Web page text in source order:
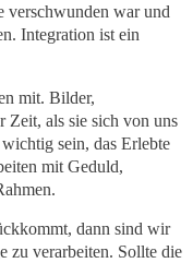
verschwunden war und
Integration ist ein
mit. Bilder,
Zeit, als sie sich von uns
sein, das Erlebte
mit Geduld,
dann sind wir
zu verarbeiten. Sollte die